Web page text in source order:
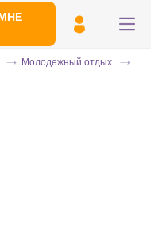
Молодежный отдых